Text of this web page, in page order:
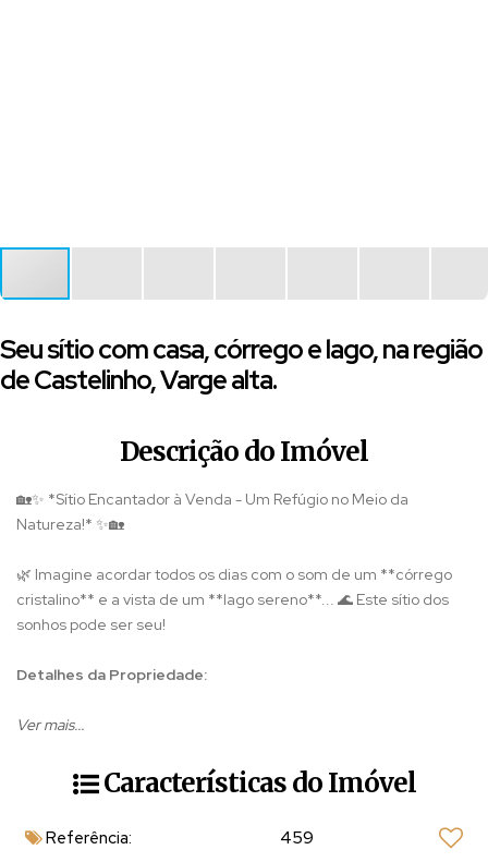
Seu sítio com casa, córrego e lago, na região
de Castelinho, Varge alta.
Descrição do Imóvel
🏡✨ *Sítio Encantador à Venda - Um Refúgio no Meio da
Natureza!* ✨🏡
🌿 Imagine acordar todos os dias com o som de um **córrego
cristalino** e a vista de um **lago sereno**... 🌊 Este sítio dos
sonhos pode ser seu!
Detalhes da Propriedade:
✅Casa Principal:
- 03 quartos 🛏️🛏️🛏️
- Sala aconchegante 🛋️
- 03 banheiros 🚿🚽🧼
Ver mais...
Características do Imóvel
Referência: 459